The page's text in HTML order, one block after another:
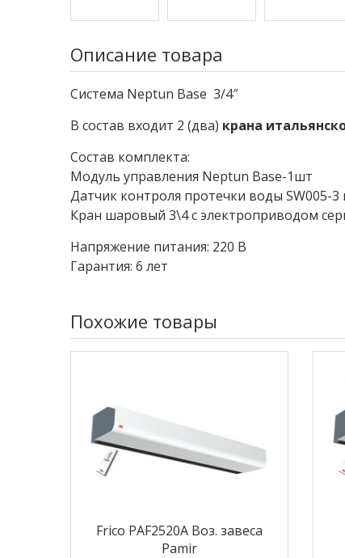
Описание товара
Система Neptun Base 3/4″
В состав входит 2 (два) крана
Состав комплекта:
Модуль управления Neptun Base-1шт
Датчик контроля протечки воды SW005-3
Кран шаровый 3\4 с электроприводом
Напряжение питания: 220 В
Гарантия: 6 лет
Похожие товары
Frico PAF2520A Воз. завеса
Pamir